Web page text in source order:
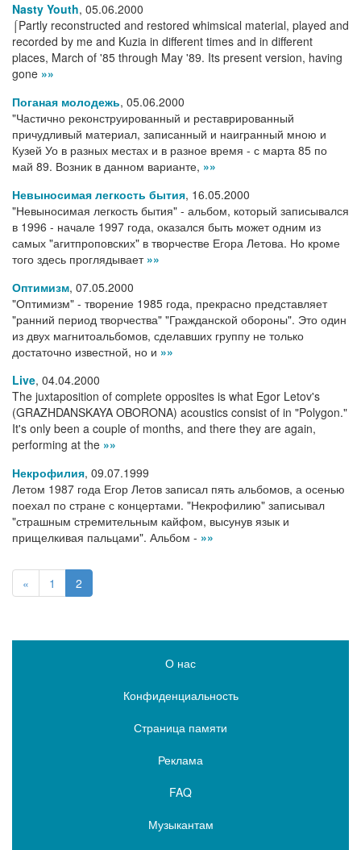
Nasty Youth, 05.06.2000
⌠Partly reconstructed and restored whimsical material, played and
recorded by me and Kuzia in different times and in different
places, March of '85 through May '89. Its present version, having
gone »»
Поганая молодежь, 05.06.2000
"Частично реконструированный и реставрированный
причудливый материал, записанный и наигранный мною и
Кузей Уо в разных местах и в разное время - с марта 85 по
май 89. Возник в данном варианте, »»
Невыносимая легкость бытия, 16.05.2000
"Невыносимая легкость бытия" - альбом, который записывался
в 1996 - начале 1997 года, оказался быть может одним из
самых "агитпроповских" в творчестве Егора Летова. Но кроме
того здесь проглядывает »»
Оптимизм, 07.05.2000
"Оптимизм" - творение 1985 года, прекрасно представляет
"ранний период творчества" "Гражданской обороны". Это один
из двух магнитоальбомов, сделавших группу не только
достаточно известной, но и »»
Live, 04.04.2000
The juxtaposition of complete opposites is what Egor Letov's
(GRAZHDANSKAYA OBORONA) acoustics consist of in "Polygon."
It's only been a couple of months, and there they are again,
performing at the »»
Некрофилия, 09.07.1999
Летом 1987 года Егор Летов записал пять альбомов, а осенью
поехал по стране с концертами. "Некрофилию" записывал
"страшным стремительным кайфом, высунув язык и
прищелкивая пальцами". Альбом - »»
« 1 2
О нас
Конфиденциальность
Страница памяти
Реклама
FAQ
Музыкантам